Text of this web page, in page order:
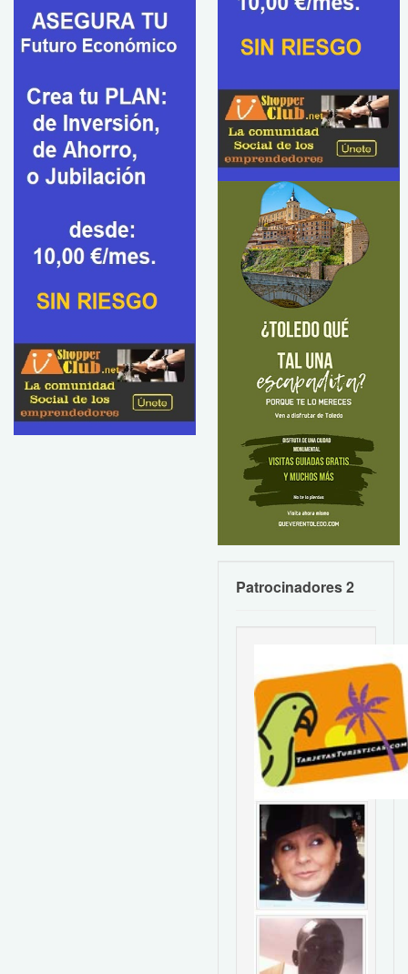
Patrocinadores 2